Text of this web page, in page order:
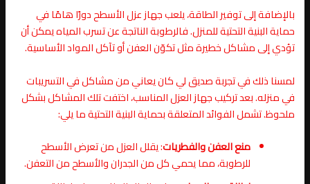
بالإضافة إلى توفير الطاقة، يلعب جهاز عزل الأسطح دورًا هامًا في
حماية البنية التحتية للمنزل. فالرطوبة الناتجة عن تسرب المياه يمكن أن
تؤدي إلى مشاكل خطيرة مثل تكوّن العفن أو تآكل المواد الأساسية.
لمسنا ذلك في تجربة صديق لي كان يعاني من مشاكل في التسريبات
في منزله. بعد تركيب جهاز العزل المناسب، اختفت تلك المشاكل بشكل
ملحوظ. تشمل الفوائد المتعلقة بحماية البنية التحتية ما يلي:
منع العفن والفطريات: يقلل العزل من تعرض الأسطح
للرطوبة، مما يحمي كل من الجدران والأسطح من التعفن.